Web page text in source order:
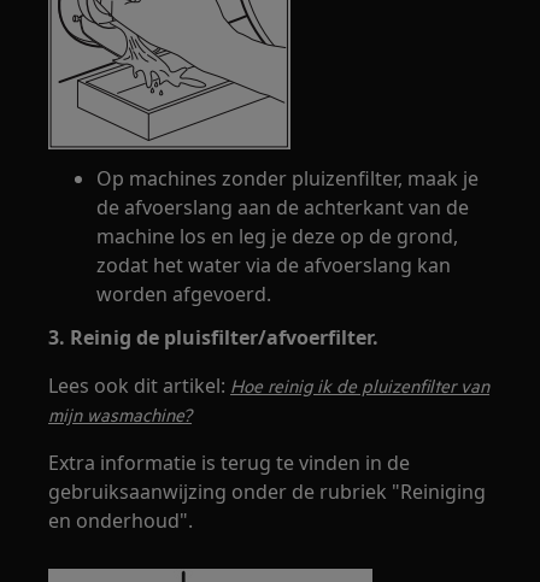
Op machines zonder pluizenfilter, maak je
de afvoerslang aan de achterkant van de
machine los en leg je deze op de grond,
zodat het water via de afvoerslang kan
worden afgevoerd.
3. Reinig de pluisfilter/afvoerfilter.
Lees ook dit artikel: Hoe reinig ik de pluizenfilter van
mijn wasmachine?
Extra informatie is terug te vinden in de
gebruiksaanwijzing onder de rubriek "Reiniging
en onderhoud".